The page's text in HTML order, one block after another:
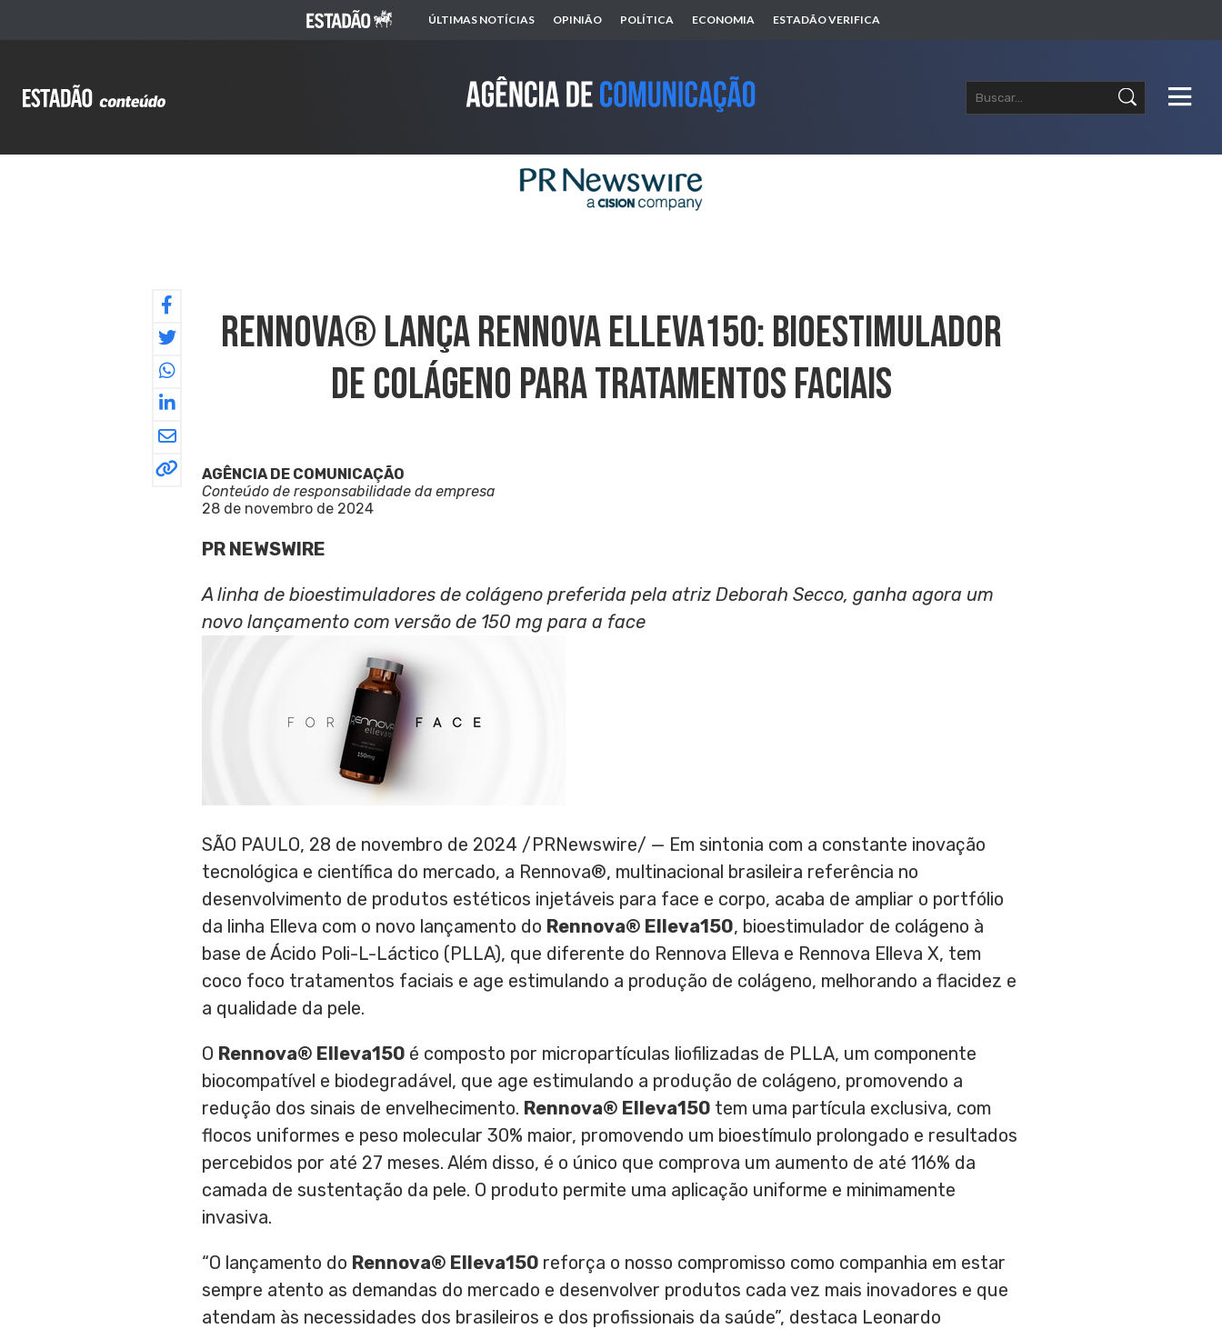
ÚLTIMAS NOTÍCIAS OPINIÃO POLÍTICA ECONOMIA ESTADÃO VERIFICA
Rennova® Lança Rennova Elleva150: Bioestimulador
De Colágeno Para Tratamentos Faciais
AGÊNCIA DE COMUNICAÇÃO
Conteúdo de responsabilidade da empresa
28 de novembro de 2024
PR NEWSWIRE
A linha de bioestimuladores de colágeno preferida pela atriz Deborah Secco, ganha agora um
novo lançamento com versão de 150 mg para a face
SÃO PAULO, 28 de novembro de 2024 /PRNewswire/ — Em sintonia com a constante inovação
tecnológica e científica do mercado, a Rennova®, multinacional brasileira referência no
desenvolvimento de produtos estéticos injetáveis para face e corpo, acaba de ampliar o portfólio
da linha Elleva com o novo lançamento do Rennova® Elleva150, bioestimulador de colágeno à
base de Ácido Poli-L-Láctico (PLLA), que diferente do Rennova Elleva e Rennova Elleva X, tem
coco foco tratamentos faciais e age estimulando a produção de colágeno, melhorando a flacidez e
a qualidade da pele.
O Rennova® Elleva150 é composto por micropartículas liofilizadas de PLLA, um componente
biocompatível e biodegradável, que age estimulando a produção de colágeno, promovendo a
redução dos sinais de envelhecimento. Rennova® Elleva150 tem uma partícula exclusiva, com
flocos uniformes e peso molecular 30% maior, promovendo um bioestímulo prolongado e resultados
percebidos por até 27 meses. Além disso, é o único que comprova um aumento de até 116% da
camada de sustentação da pele. O produto permite uma aplicação uniforme e minimamente
invasiva.
“O lançamento do Rennova® Elleva150 reforça o nosso compromisso como companhia em estar
sempre atento as demandas do mercado e desenvolver produtos cada vez mais inovadores e que
atendam às necessidades dos brasileiros e dos profissionais da saúde”, destaca Leonardo